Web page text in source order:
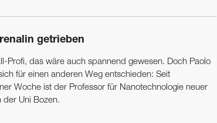
getrieben
Profi, das wäre auch spannend gewesen. Doch Paolo
sich für einen anderen Weg entschieden: Seit
Woche ist der Professor für Nanotechnologie neuer
der Uni Bozen.